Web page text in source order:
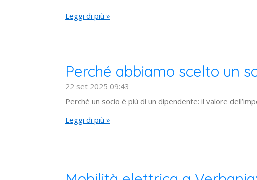
Leggi di più »
Perché abbiamo scelto un
22 set 2025 09:43
Perché un socio è più di un dipendente: il valore
Leggi di più »